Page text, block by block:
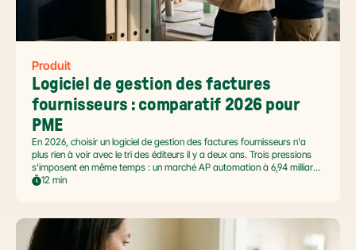
Produit
Logiciel de gestion des factures
fournisseurs : comparatif 2026 pour
PME
En 2026, choisir un logiciel de gestion des factures fournisseurs n'a
plus rien à voir avec le tri des éditeurs il y a deux ans. Trois pressions
s'imposent en même temps : un marché AP automation à 6,94 milliards
USD en pleine accélération, une réforme facture électronique 2026 qui
de traitement, selon Forrester 2026). Ce comparatif passe en revue 8
outils pertinents pour les PME françaises et le positionnement de Libeo
dans ce paysage en mouvement.
12 min